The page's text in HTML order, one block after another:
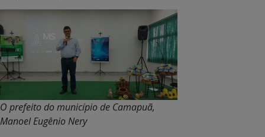
O prefeito do município de Camapuã,
Manoel Eugênio Nery